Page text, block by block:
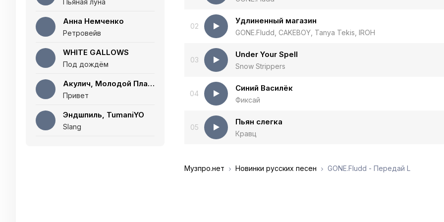
Пьяная луна
Анна Немченко
Ретровейв
WHITE GALLOWS
Под дождём
Акулич, Молодой Платон
Привет
Эндшпиль, TumaniYO
Slang
02
Удлиненный магазин
GONE.Fludd, CAKEBOY, Tanya Tekis, IROH
03
Under Your Spell
Snow Strippers
04
Синий Василёк
Фиксай
05
Пьян слегка
Кравц
Музпро.нет Новинки русских песен GONE.Fludd - Передай L